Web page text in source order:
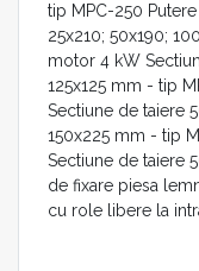
tip MPC-250
25x210; 50x190;
motor 4 kW
125x125 mm - tip
Sectiune de taiere
150x225 mm - tip
Sectiune de taiere
de fixare piesa
cu role libere la